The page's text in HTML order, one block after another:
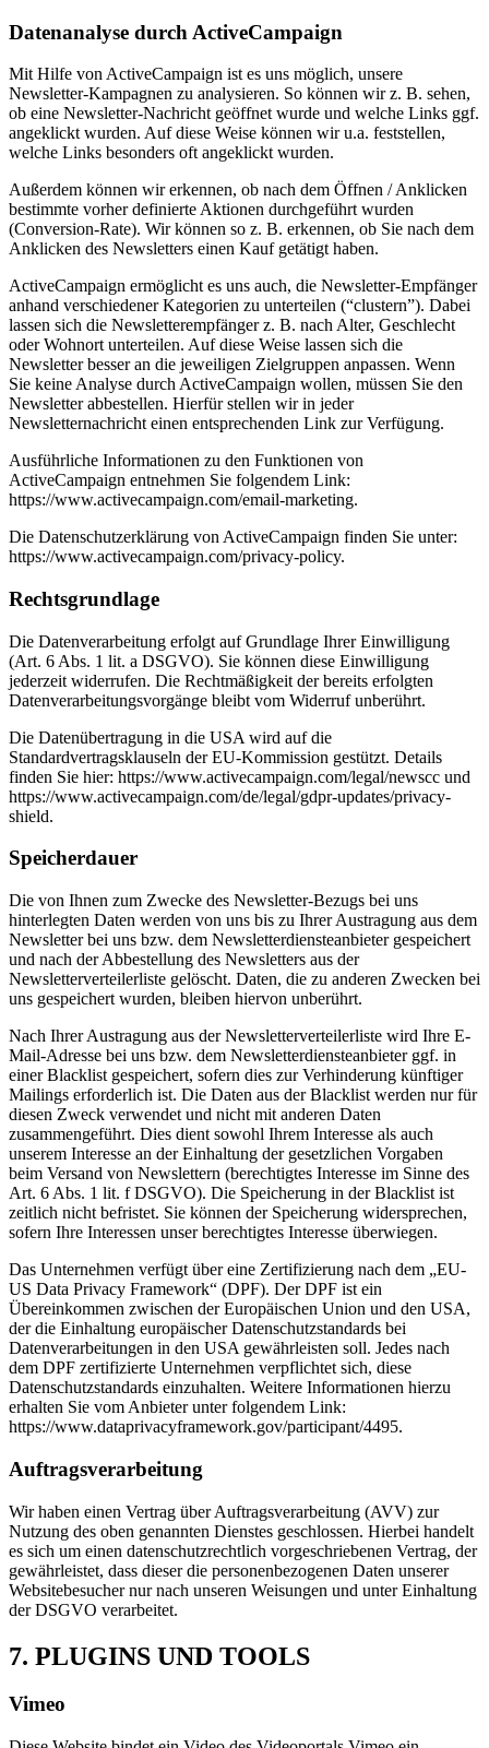
Datenanalyse durch ActiveCampaign
Mit Hilfe von ActiveCampaign ist es uns möglich, unsere
Newsletter-Kampagnen zu analysieren. So können wir z. B. sehen,
ob eine Newsletter-Nachricht geöffnet wurde und welche Links ggf.
angeklickt wurden. Auf diese Weise können wir u.a. feststellen,
welche Links besonders oft angeklickt wurden.
Außerdem können wir erkennen, ob nach dem Öffnen / Anklicken
bestimmte vorher definierte Aktionen durchgeführt wurden
(Conversion-Rate). Wir können so z. B. erkennen, ob Sie nach dem
Anklicken des Newsletters einen Kauf getätigt haben.
ActiveCampaign ermöglicht es uns auch, die Newsletter-Empfänger
anhand verschiedener Kategorien zu unterteilen (“clustern”). Dabei
lassen sich die Newsletterempfänger z. B. nach Alter, Geschlecht
oder Wohnort unterteilen. Auf diese Weise lassen sich die
Newsletter besser an die jeweiligen Zielgruppen anpassen. Wenn
Sie keine Analyse durch ActiveCampaign wollen, müssen Sie den
Newsletter abbestellen. Hierfür stellen wir in jeder
Newsletternachricht einen entsprechenden Link zur Verfügung.
Ausführliche Informationen zu den Funktionen von
ActiveCampaign entnehmen Sie folgendem Link:
https://www.activecampaign.com/email-marketing.
Die Datenschutzerklärung von ActiveCampaign finden Sie unter:
https://www.activecampaign.com/privacy-policy.
Rechtsgrundlage
Die Datenverarbeitung erfolgt auf Grundlage Ihrer Einwilligung
(Art. 6 Abs. 1 lit. a DSGVO). Sie können diese Einwilligung
jederzeit widerrufen. Die Rechtmäßigkeit der bereits erfolgten
Datenverarbeitungsvorgänge bleibt vom Widerruf unberührt.
Die Datenübertragung in die USA wird auf die
Standardvertragsklauseln der EU-Kommission gestützt. Details
finden Sie hier: https://www.activecampaign.com/legal/newscc und
https://www.activecampaign.com/de/legal/gdpr-updates/privacy-
shield.
Speicherdauer
Die von Ihnen zum Zwecke des Newsletter-Bezugs bei uns
hinterlegten Daten werden von uns bis zu Ihrer Austragung aus dem
Newsletter bei uns bzw. dem Newsletterdiensteanbieter gespeichert
und nach der Abbestellung des Newsletters aus der
Newsletterverteilerliste gelöscht. Daten, die zu anderen Zwecken bei
uns gespeichert wurden, bleiben hiervon unberührt.
Nach Ihrer Austragung aus der Newsletterverteilerliste wird Ihre E-
Mail-Adresse bei uns bzw. dem Newsletterdiensteanbieter ggf. in
einer Blacklist gespeichert, sofern dies zur Verhinderung künftiger
Mailings erforderlich ist. Die Daten aus der Blacklist werden nur für
diesen Zweck verwendet und nicht mit anderen Daten
zusammengeführt. Dies dient sowohl Ihrem Interesse als auch
unserem Interesse an der Einhaltung der gesetzlichen Vorgaben
beim Versand von Newslettern (berechtigtes Interesse im Sinne des
Art. 6 Abs. 1 lit. f DSGVO). Die Speicherung in der Blacklist ist
zeitlich nicht befristet. Sie können der Speicherung widersprechen,
sofern Ihre Interessen unser berechtigtes Interesse überwiegen.
Das Unternehmen verfügt über eine Zertifizierung nach dem „EU-
US Data Privacy Framework“ (DPF). Der DPF ist ein
Übereinkommen zwischen der Europäischen Union und den USA,
der die Einhaltung europäischer Datenschutzstandards bei
Datenverarbeitungen in den USA gewährleisten soll. Jedes nach
dem DPF zertifizierte Unternehmen verpflichtet sich, diese
Datenschutzstandards einzuhalten. Weitere Informationen hierzu
erhalten Sie vom Anbieter unter folgendem Link:
https://www.dataprivacyframework.gov/participant/4495.
Auftragsverarbeitung
Wir haben einen Vertrag über Auftragsverarbeitung (AVV) zur
Nutzung des oben genannten Dienstes geschlossen. Hierbei handelt
es sich um einen datenschutzrechtlich vorgeschriebenen Vertrag, der
gewährleistet, dass dieser die personenbezogenen Daten unserer
Websitebesucher nur nach unseren Weisungen und unter Einhaltung
der DSGVO verarbeitet.
7. PLUGINS UND TOOLS
Vimeo